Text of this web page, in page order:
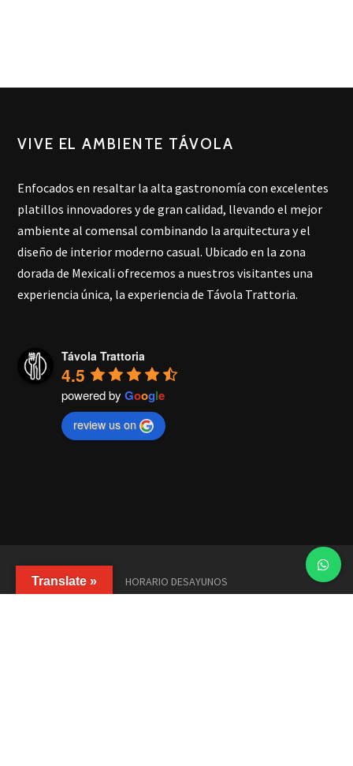
VIVE EL AMBIENTE TÁVOLA
Enfocados en resaltar la alta gastronomía con excelentes
platillos innovadores y de gran calidad, llevando el mejor
ambiente al comensal combinando la arquitectura y el
diseño de interior moderno casual. Ubicado en la zona
dorada de Mexicali ofrecemos a nuestros visitantes una
experiencia única, la experiencia de Távola Trattoria.
Távola Trattoria
4.5
powered by Google
review us on
HORARIO DESAYUNOS
Translate »